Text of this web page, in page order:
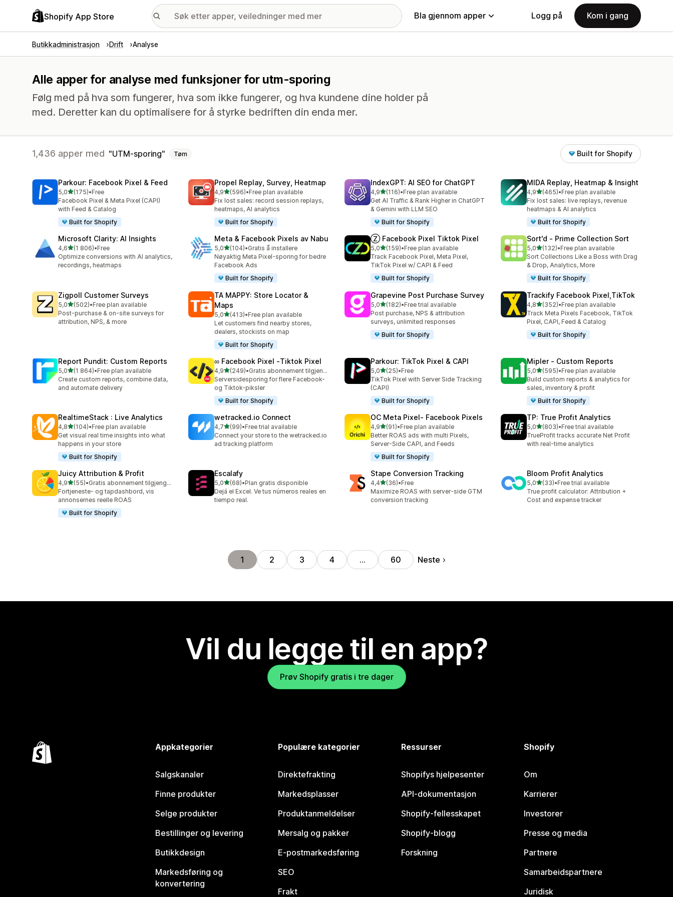
Shopify App Store Bla gjennom apper Logg på Kom i gang
Butikkadministrasjon Drift Analyse
Alle apper for analyse med funksjoner for utm-sporing
Følg med på hva som fungerer, hva som ikke fungerer, og hva kundene dine holder på
med. Deretter kan du optimalisere for å styrke bedriften din enda mer.
1,436 apper med UTM-sporing Tøm Built for Shopify
Parkour: Facebook Pixel & Feed
5,0av 5 stjerner
(175)
Totalt 175 omtaler
•Free
Facebook Pixel & Meta Pixel (CAPI)
with Feed & Catalog
Built for Shopify
Propel Replay, Survey, Heatmap
4,9av 5 stjerner
(596)
Totalt 596 omtaler
•Free plan available
Fix lost sales: record session replays,
heatmaps, AI analytics
Built for Shopify
IndexGPT: AI SEO for ChatGPT
4,9av 5 stjerner
(116)
Totalt 116 omtaler
•Free plan available
Get AI Traffic & Rank Higher in ChatGPT
& Gemini with LLM SEO
Built for Shopify
MIDA Replay, Heatmap & Insight
4,9av 5 stjerner
(465)
Totalt 465 omtaler
•Free plan available
Fix lost sales: live replays, revenue
heatmaps & AI analytics
Built for Shopify
Microsoft Clarity: AI Insights
4,6av 5 stjerner
(1 806)
Totalt 1806 omtaler
•Free
Optimize conversions with AI analytics,
recordings, heatmaps
Meta & Facebook Pixels av Nabu
5,0av 5 stjerner
(104)
Totalt 104 omtaler
•Gratis å installere
Nøyaktig Meta Pixel-sporing for bedre
Facebook Ads
Built for Shopify
Ⓩ Facebook Pixel Tiktok Pixel
5,0av 5 stjerner
(159)
Totalt 159 omtaler
•Free plan available
Track Facebook Pixel, Meta Pixel,
TikTok Pixel w/ CAPI & Feed
Built for Shopify
Sort'd ‑ Prime Collection Sort
5,0av 5 stjerner
(132)
Totalt 132 omtaler
•Free plan available
Sort Collections Like a Boss with Drag
& Drop, Analytics, More
Built for Shopify
Zigpoll Customer Surveys
5,0av 5 stjerner
(502)
Totalt 502 omtaler
•Free plan available
Post-purchase & on-site surveys for
attribution, NPS, & more
TA MAPPY: Store Locator &
Maps
5,0av 5 stjerner
(413)
Totalt 413 omtaler
•Free plan available
Let customers find nearby stores,
dealers, stockists on map
Built for Shopify
Grapevine Post Purchase Survey
5,0av 5 stjerner
(182)
Totalt 182 omtaler
•Free trial available
Post purchase, NPS & attribution
surveys, unlimited responses
Built for Shopify
Trackify Facebook Pixel,TikTok
4,8av 5 stjerner
(352)
Totalt 352 omtaler
•Free plan available
Track Meta Pixels Facebook, TikTok
Pixel, CAPI, Feed & Catalog
Built for Shopify
Report Pundit: Custom Reports
5,0av 5 stjerner
(1 864)
Totalt 1864 omtaler
•Free plan available
Create custom reports, combine data,
and automate delivery
∞ Facebook Pixel ‑Tiktok Pixel
4,9av 5 stjerner
(249)
Totalt 249 omtaler
•
Gratis abonnement tilgjengelig
Serversidesporing for flere Facebook-
og Tiktok-piksler
Built for Shopify
Parkour: TikTok Pixel & CAPI
5,0av 5 stjerner
(25)
Totalt 25 omtaler
•Free
TikTok Pixel with Server Side Tracking
(CAPI)
Built for Shopify
Mipler ‑ Custom Reports
5,0av 5 stjerner
(595)
Totalt 595 omtaler
•Free plan available
Build custom reports & analytics for
sales, inventory & profit
Built for Shopify
RealtimeStack : Live Analytics
4,8av 5 stjerner
(104)
Totalt 104 omtaler
•Free plan available
Get visual real time insights into what
happens in your store
Built for Shopify
wetracked.io Connect
4,7av 5 stjerner
(99)
Totalt 99 omtaler
•Free trial available
Connect your store to the wetracked.io
ad tracking platform
OC Meta Pixel‑ Facebook Pixels
4,9av 5 stjerner
(91)
Totalt 91 omtaler
•Free plan available
Better ROAS ads with multi Pixels,
Server-Side CAPI, and Feeds
Built for Shopify
TP: True Profit Analytics
5,0av 5 stjerner
(803)
Totalt 803 omtaler
•Free trial available
TrueProfit tracks accurate Net Profit
with real-time analytics
Juicy Attribution & Profit
4,9av 5 stjerner
(55)
Totalt 55 omtaler
•
Gratis abonnement tilgjengelig
Fortjeneste- og tapdashbord, vis
annonsernes reelle ROAS
Built for Shopify
Escalafy
5,0av 5 stjerner
(68)
Totalt 68 omtaler
•Plan gratis disponible
Dejá el Excel. Ve tus números reales en
tiempo real.
Stape Conversion Tracking
4,4av 5 stjerner
(36)
Totalt 36 omtaler
•Free
Maximize ROAS with server-side GTM
conversion tracking
Bloom Profit Analytics
5,0av 5 stjerner
(33)
Totalt 33 omtaler
•Free trial available
True profit calculator: Attribution +
Cost and expense tracker
1 2 3 4 … 60 Neste
Vil du legge til en app?
Prøv Shopify gratis i tre dager
Appkategorier
Salgskanaler
Finne produkter
Selge produkter
Bestillinger og levering
Butikkdesign
Markedsføring og
konvertering
Populære kategorier
Direktefrakting
Markedsplasser
Produktanmeldelser
Mersalg og pakker
E-postmarkedsføring
SEO
Frakt
Ressurser
Shopifys hjelpesenter
API-dokumentasjon
Shopify-fellesskapet
Shopify-blogg
Forskning
Shopify
Om
Karrierer
Investorer
Presse og media
Partnere
Samarbeidspartnere
Juridisk